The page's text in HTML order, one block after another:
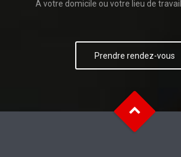
A votre domicile ou votre lieu de
Prendre rendez-vous